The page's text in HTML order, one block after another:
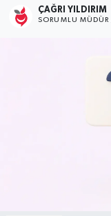
ÇAĞRI YILDIRIM
SORUMLU